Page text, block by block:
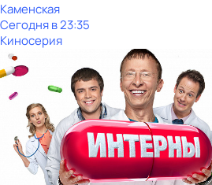
Каменская
Сегодня в 23:35
Киносерия